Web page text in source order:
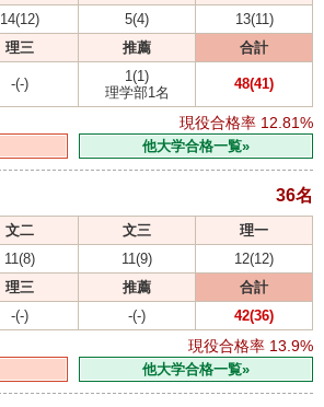
14(12) 5(4)
13(11)
理三 推薦 合計
-(-)
1(1)
理学部1名
48(41)
現役合格率 12.81%
他大学合格一覧»
36名
文二 文三
理一
11(8) 11(9)
12(12)
理三 推薦
合計
-(-) -(-) 42(36)
現役合格率 13.9%
他大学合格一覧»